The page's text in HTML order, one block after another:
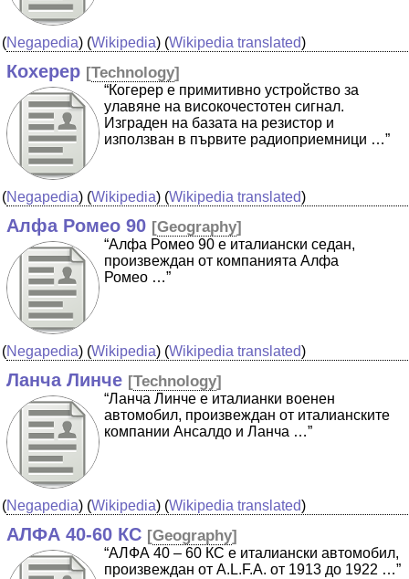
(Negapedia) (Wikipedia) (Wikipedia translated)
Кохерер [Technology]
“Когерер е примитивно устройство за
улавяне на високочестотен сигнал.
Изграден на базата на резистор и
използван в първите радиоприемници …”
(Negapedia) (Wikipedia) (Wikipedia translated)
Алфа Ромео 90 [Geography]
“Алфа Ромео 90 е италиански седан,
произвеждан от компанията Алфа
Ромео …”
(Negapedia) (Wikipedia) (Wikipedia translated)
Ланча Линче [Technology]
“Ланча Линче е италианки военен
автомобил, произвеждан от италианските
компании Ансалдо и Ланча …”
(Negapedia) (Wikipedia) (Wikipedia translated)
АЛФА 40-60 КС [Geography]
“АЛФА 40 – 60 КС е италиански автомобил,
произвеждан от A.L.F.A. от 1913 до 1922 …”